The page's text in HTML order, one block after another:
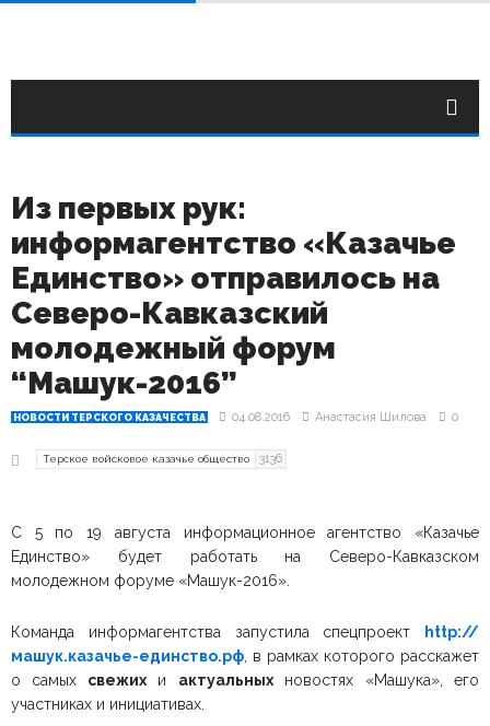
Из первых рук:
информагентство «Казачье
Единство» отправилось на
Северо-Кавказский
молодежный форум
“Машук-2016”
НОВОСТИ ТЕРСКОГО КАЗАЧЕСТВА 04.08.2016 Анастасия Шилова 0
Терское войсковое казачье общество 3136
С 5 по 19 августа информационное агентство «Казачье
Единство» будет работать на Северо-Кавказском
молодежном форуме «Машук-2016».
Команда информагентства запустила спецпроект
http://
машук.казачье-единство.рф , в рамках которого расскажет
о самых
свежихи актуальныхновостях «Машука», его
участниках и инициативах.